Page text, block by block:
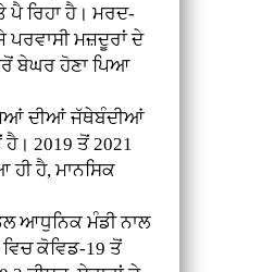
ਰਿਹਾ ਹੈ। ਮਰਦ-
ਮਜ਼ਦੂਰਾਂ ਦੇ
ਬੇਘਰ ਹੋਣਾ ਪਿਆ
ਦੀਆਂ ਜੱਥੇਬੰਦੀਆਂ
2019 ਤੋਂ 2021
ਹੈ, ਮਾਨਸਿਕ
ਆਧੁਨਿਕ ਮੰਡੀ ਨਾਲ
ਕੋਵਿਡ-19 ਤੋਂ